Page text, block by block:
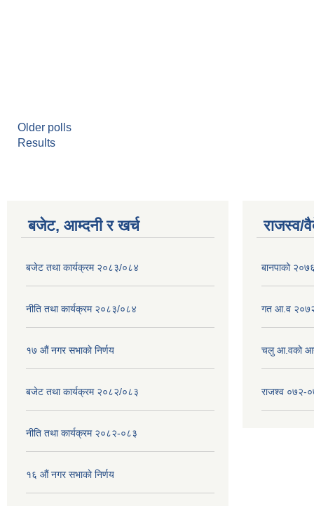
Older polls
Results
बजेट, आम्दनी र खर्च
बजेट तथा कार्यक्रम २०८३/०८४
नीति तथा कार्यक्रम २०८३/०८४
१७ ‌‍औं नगर सभाकाे निर्णय
बजेट तथा कार्यक्रम २०८२/०८३
नीति तथा कार्यक्रम २०८२-०८३
१६ ‌औं नगर सभाकाे निर्णय
राजस्व/
बानपाको
गत आ.व
चलु आ.वको
राजश्व ०७२-